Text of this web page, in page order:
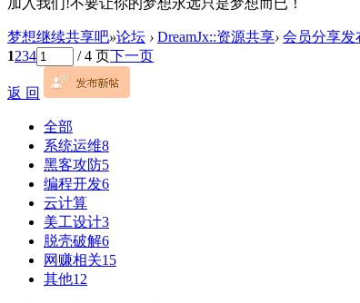
梦想继续共享吧»论坛 › DreamJx::资源共享› 会员分享发
1234 / 4 页下一页
返 回
全部
系统运维8
黑客攻防5
编程开发6
云计算
美工设计3
脱壳破解6
网赚相关15
其他12